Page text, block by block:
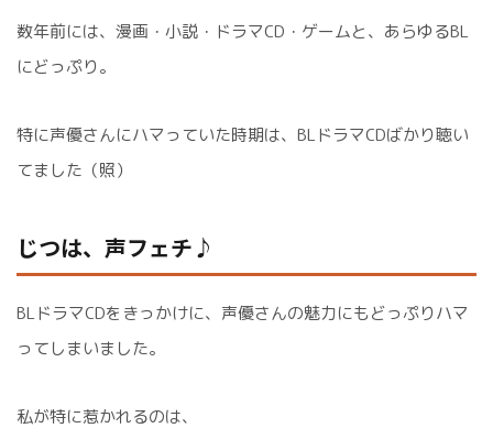
数年前には、漫画・小説・ドラマCD・ゲームと、あらゆるBL
にどっぷり。
特に声優さんにハマっていた時期は、BLドラマCDばかり聴い
てました（照）
じつは、声フェチ♪
BLドラマCDをきっかけに、声優さんの魅力にもどっぷりハマ
ってしまいました。
私が特に惹かれるのは、